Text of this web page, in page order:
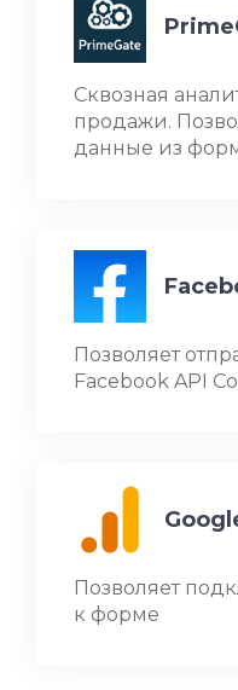
Сквозная
продажи.
данные из
Позволяет
Facebook API
Позволяет
к форме